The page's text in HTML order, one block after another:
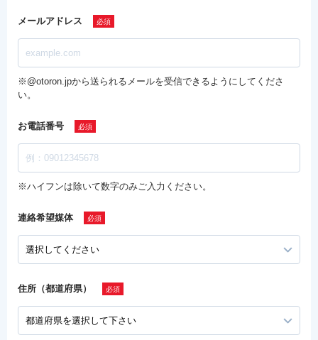
メールアドレス
※@otoron.jpから送られるメールを受信できるようにしてくださ
い。
お電話番号
※ハイフンは除いて数字のみご入力ください。
連絡希望媒体
住所（都道府県）